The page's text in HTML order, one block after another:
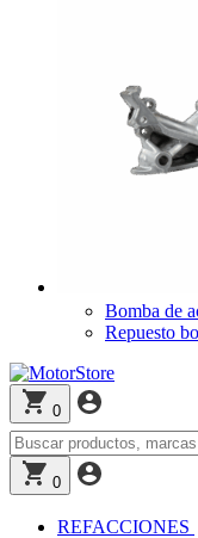
Bomba de
Repuesto
0
0
REFACCIONES